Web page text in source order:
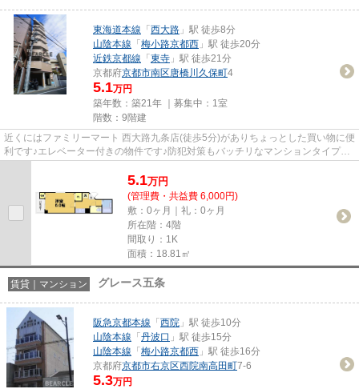
東海道本線 「 西大路 」駅 徒歩8分
山陰本線 「 梅小路京都西 」駅 徒歩20分
近鉄京都線 「 東寺 」駅 徒歩21分
京都府京都市南区唐橋川久保町4
5.1万円
築年数：築21年 ｜募集中： 1室
階数：9階建
近くにはファミリーマート 西大路九条店(徒歩5分)がありちょっとした買い物に便
利です♪エレベーター付きの物件です♪防犯対策もバッチリなマンションタイプの
5.1万円
(管理費・共益費 6,000円)
敷：0ヶ月｜礼：0ヶ月
所在階：4階
間取り：1K
面積：18.81㎡
賃貸｜マンション グレース五条
阪急京都本線 「 西院 」駅 徒歩10分
山陰本線 「 丹波口 」駅 徒歩15分
山陰本線 「 梅小路京都西 」駅 徒歩16分
京都府京都市右京区西院南高田町7-6
5.3万円